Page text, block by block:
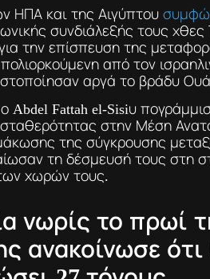
ΗΠΑ και της Αιγύπτου
συνδιάλεξής τους χθες
την επίσπευση της
από τον
αργά το βράδυ
Abdel Fattah el-Sisiυ
στην Μέση
της σύγκρουσης
τη δέσμευσή τους στη
χωρών τους.
νωρίς το πρωί
ανακοίνωσε